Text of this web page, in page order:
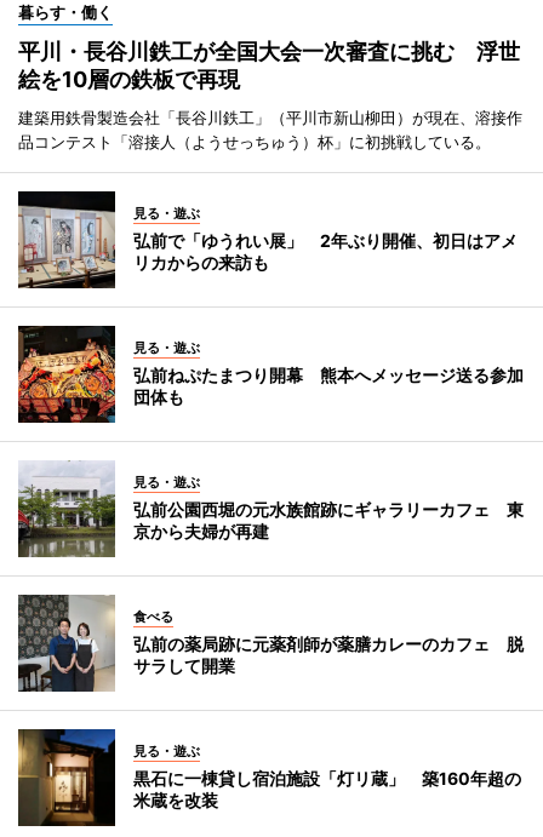
暮らす・働く
平川・長谷川鉄工が全国大会一次審査に挑む 浮世
絵を10層の鉄板で再現
建築用鉄骨製造会社「長谷川鉄工」（平川市新山柳田）が現在、溶接作
品コンテスト「溶接人（ようせっちゅう）杯」に初挑戦している。
見る・遊ぶ
弘前で「ゆうれい展」 2年ぶり開催、初日はアメ
リカからの来訪も
見る・遊ぶ
弘前ねぷたまつり開幕 熊本へメッセージ送る参加
団体も
見る・遊ぶ
弘前公園西堀の元水族館跡にギャラリーカフェ 東
京から夫婦が再建
食べる
弘前の薬局跡に元薬剤師が薬膳カレーのカフェ 脱
サラして開業
見る・遊ぶ
黒石に一棟貸し宿泊施設「灯リ蔵」 築160年超の
米蔵を改装